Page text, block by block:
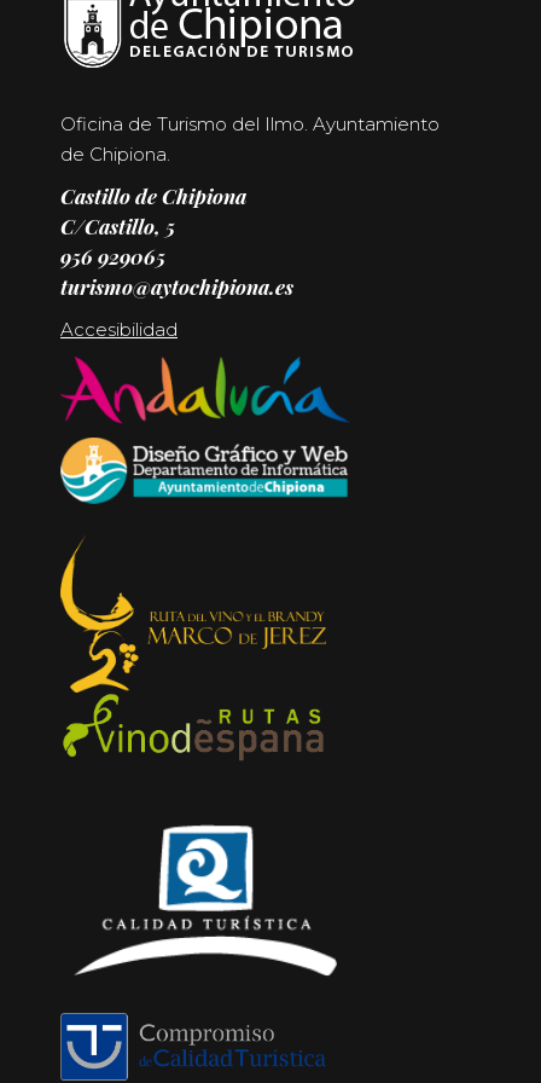
Oficina de Turismo del Ilmo. Ayuntamiento
de Chipiona.
Castillo de Chipiona
C/Castillo, 5
956 929065
turismo@aytochipiona.es
Accesibilidad